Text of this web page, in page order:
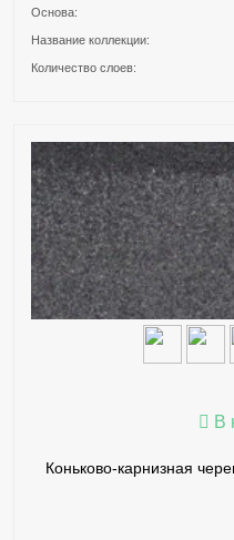
Основа:
Название коллекции:
Количество слоев:
В
Коньково-карнизная